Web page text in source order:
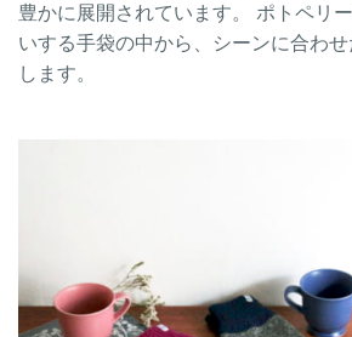
豊かに展開されています。 ポトペリ
いする手袋の中から、シーンに合わ
します。